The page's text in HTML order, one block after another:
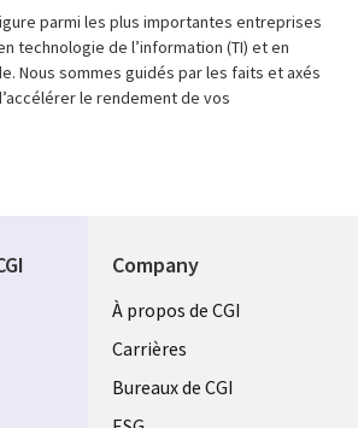
parmi les plus importantes entreprises
technologie de l’information (TI) et en
Nous sommes guidés par les faits et axés
le rendement de vos
Company
Useful
links
CANADA
À propos de CGI
Carrières
Bureaux de CGI